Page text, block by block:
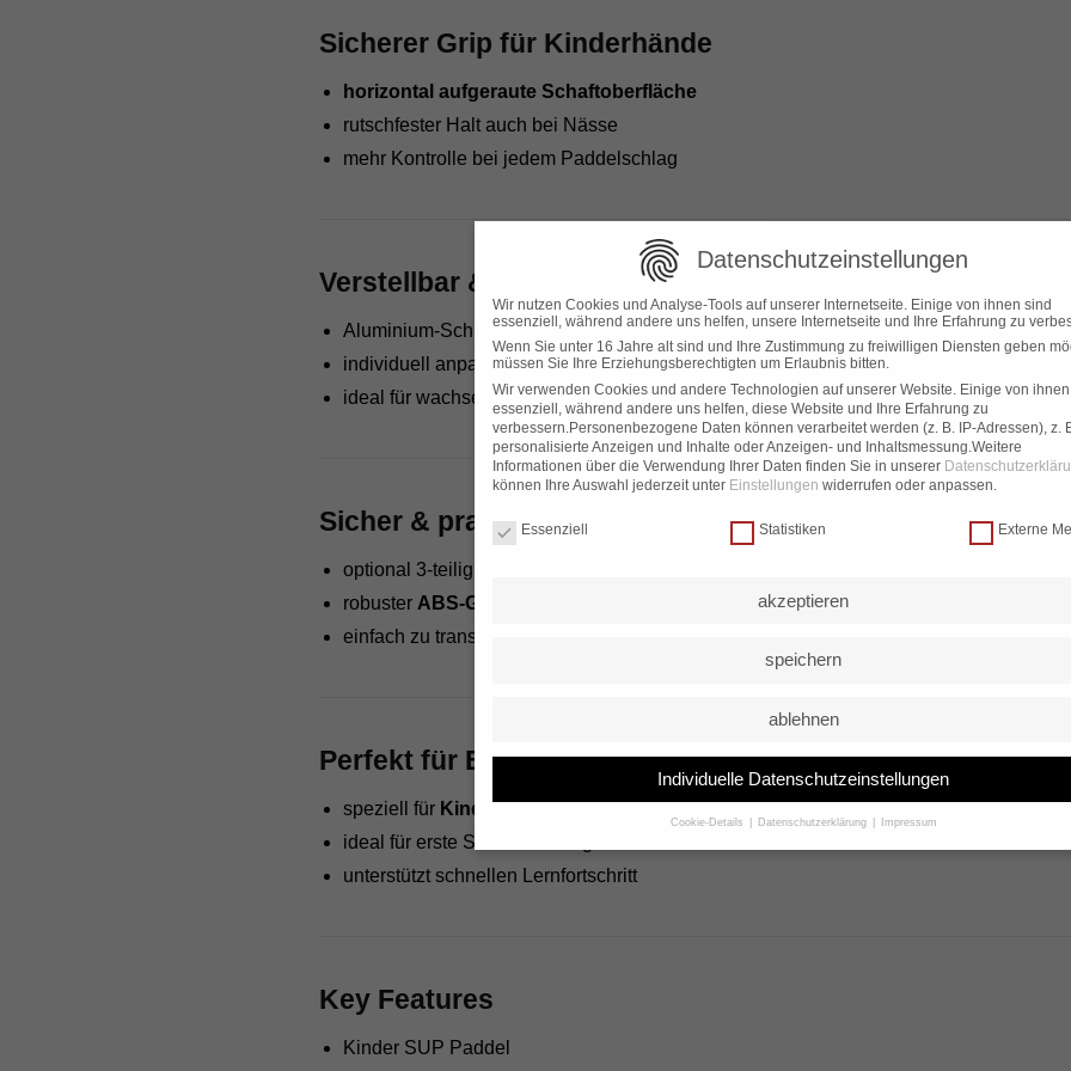
Sicherer Grip für Kinderhände
horizontal aufgeraute Schaftoberfläche
rutschfester Halt auch bei Nässe
mehr Kontrolle bei jedem Paddelschlag
Verstellbar & mitwachsend
Aluminium-Schlitzverlängerung mitVerdrehsicherung
individuell anpassbar an Körpergröße
ideal für wachsende Kinder
Sicher & praktisch
optional 3-teilig mit
robuster ABS-Griff
einfach zu transportieren
Perfekt für Einsteiger & junge Rider
speziell für Kinder & Jugendlicheentwickelt
ideal für erste SUP-Erfahrungen
unterstützt schnellen Lernfortschritt
Key Features
Kinder SUP Paddel
Datenschutzeinstellungen
Wir nutzen Cookies und Analyse-Tools auf unserer Internetseite. Einige von ihnen sind
essenziell, während andere uns helfen, unsere Internetseite und Ihre Erfahrung zu
Wenn Sie unter 16 Jahre alt sind und Ihre Zustimmung zu freiwilligen Diensten geben
müssen Sie Ihre Erziehungsberechtigten um Erlaubnis bitten.
Wir verwenden Cookies und andere Technologien auf unserer Website. Einige von ihnen
essenziell, während andere uns helfen, diese Website und Ihre Erfahrung zu
verbessern.Personenbezogene Daten können verarbeitet werden (z. B. IP-Adressen), z.
personalisierte Anzeigen und Inhalte oder Anzeigen- und Inhaltsmessung.Weitere
Informationen über die Verwendung Ihrer Daten finden Sie in unserer
können Ihre Auswahl jederzeit unter Einstellungen widerrufen oder anpassen.
Essenziell
Statistiken Externe
akzeptieren
speichern
ablehnen
Individuelle Datenschutzeinstellungen
Cookie-Details Datenschutzerklärung Impressum
Datenschutzeinstellungen
ganzen Kategorien geben oder sich weitere Informationen anzeigen lassen und so nur